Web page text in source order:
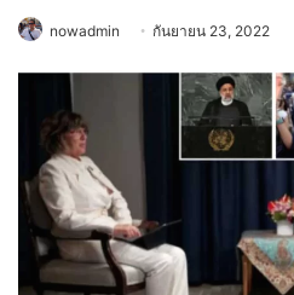
nowadmin กันยายน 23, 2022